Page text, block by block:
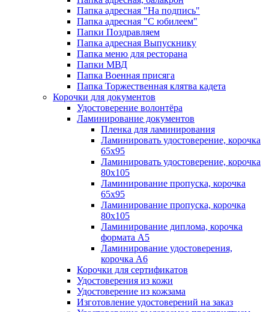
Папка адресная "На подпись"
Папка адресная "C юбилеем"
Папки Поздравляем
Папка адресная Выпускнику
Папка меню для ресторана
Папки МВД
Папка Военная присяга
Папка Торжественная клятва кадета
Корочки для документов
Удостоверение волонтёра
Ламинирование документов
Пленка для ламинирования
Ламинировать удостоверение, корочка
65х95
Ламинировать удостоверение, корочка
80х105
Ламинирование пропуска, корочка
65х95
Ламинирование пропуска, корочка
80х105
Ламинирование диплома, корочка
формата А5
Ламинирование удостоверения,
корочка А6
Корочки для сертификатов
Удостоверения из кожи
Удостоверение из кожзама
Изготовление удостоверений на заказ